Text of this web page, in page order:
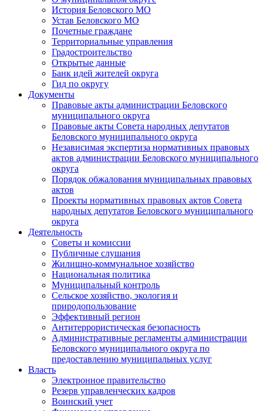
История Беловского МО
Устав Беловского МО
Почетные граждане
Территориальные управления
Градостроительство
Открытые данные
Банк идей жителей округа
Гид по округу
Документы
Правовые акты администрации Беловского
муниципального округа
Правовые акты Совета народных депутатов
Беловского муниципального округа
Независимая экспертиза нормативных правовых
актов администрации Беловского муниципального
округа
Порядок обжалования муниципальных правовых
актов
Проекты нормативных правовых актов Совета
народных депутатов Беловского муниципального
округа
Деятельность
Советы и комиссии
Публичные слушания
Жилищно-коммунальное хозяйство
Национальная политика
Муниципальный контроль
Сельское хозяйство, экология и
природопользование
Эффективный регион
Антитеррористическая безопасность
Административные регламенты администрации
Беловского муниципального округа по
предоставлению муниципальных услуг
Власть
Электронное правительство
Резерв управленческих кадров
Воинский учет